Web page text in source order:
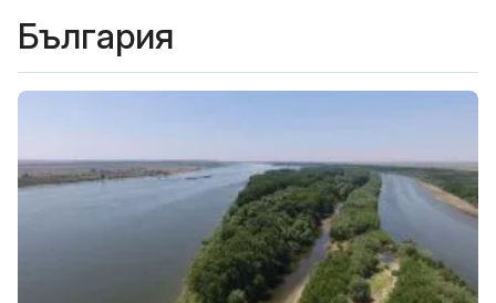
България